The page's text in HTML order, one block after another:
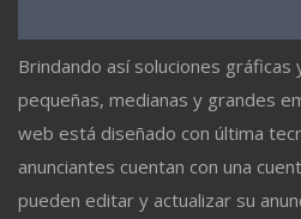
Brindando así soluciones gráficas
pequeñas, medianas y grandes
web está diseñado con última
anunciantes cuentan con una
pueden editar y actualizar su